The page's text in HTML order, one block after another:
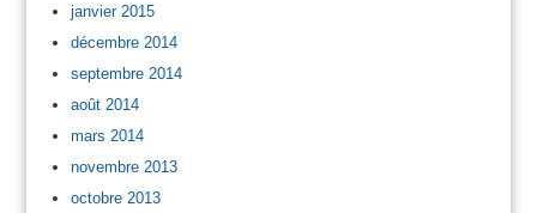
janvier 2015
décembre 2014
septembre 2014
août 2014
mars 2014
novembre 2013
octobre 2013